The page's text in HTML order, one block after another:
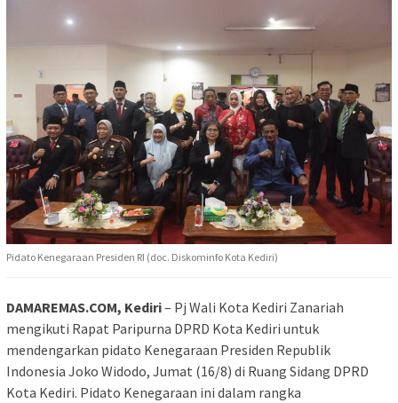
Pidato Kenegaraan Presiden RI (doc. Diskominfo Kota Kediri)
DAMAREMAS.COM, Kediri– Pj Wali Kota Kediri Zanariah
mengikuti Rapat Paripurna DPRD Kota Kediri untuk
mendengarkan pidato Kenegaraan Presiden Republik
Indonesia Joko Widodo, Jumat (16/8) di Ruang Sidang DPRD
Kota Kediri. Pidato Kenegaraan ini dalam rangka